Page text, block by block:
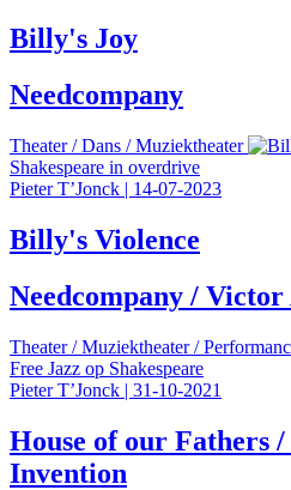
Billy's Joy
Needcompany
Theater /Dans /Muziektheater
Shakespeare in overdrive
Pieter T’Jonck | 14-07-2023
Billy's Violence
Needcompany /
Theater /Muziektheater /
Free Jazz op Shakespeare
Pieter T’Jonck | 31-10-2021
House of our Fathers
Invention